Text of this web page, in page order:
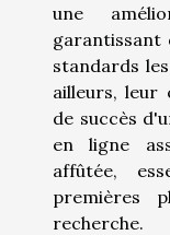
une
garantissant
standards
ailleurs, leur
de succès
en ligne
affûtée,
premières
recherche.